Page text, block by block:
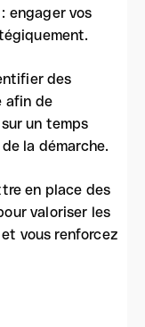
engager vos
des
afin de
un temps
la démarche.
en place des
valoriser les
vous renforcez